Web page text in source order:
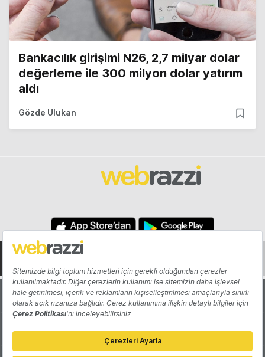
Bankacılık girişimi N26, 2,7 milyar dolar
değerleme ile 300 milyon dolar yatırım
aldı
Gözde Ulukan
Hakkında Yazarlar
Katkıda Bulun Reklam